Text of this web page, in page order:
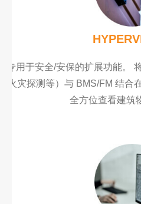
专用于安全/安保的扩展功能。
火灾探测等）与 BMS/FM 结合
全方位查看建筑